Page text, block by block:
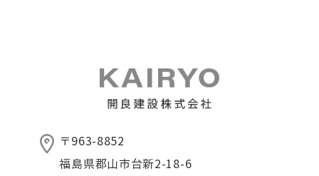
〒963-8852
福島県郡山市台新2-18-6